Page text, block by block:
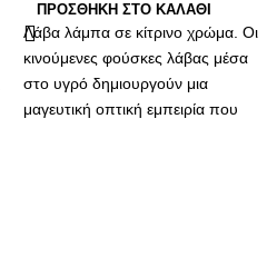
ΠΡΟΣΘΉΚΗ ΣΤΟ ΚΑΛΆΘΙ
Λάβα λάμπα σε κίτρινο χρώμα. Οι
κινούμενες φούσκες λάβας μέσα
στο υγρό δημιουργούν μια
μαγευτική οπτική εμπειρία που